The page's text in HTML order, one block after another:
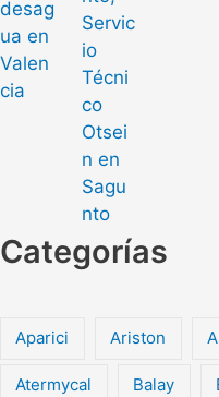
Categorías
Aparici Ariston
Atermycal Balay